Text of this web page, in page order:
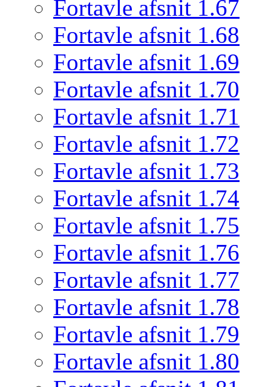
Fortavle afsnit 1.67
Fortavle afsnit 1.68
Fortavle afsnit 1.69
Fortavle afsnit 1.70
Fortavle afsnit 1.71
Fortavle afsnit 1.72
Fortavle afsnit 1.73
Fortavle afsnit 1.74
Fortavle afsnit 1.75
Fortavle afsnit 1.76
Fortavle afsnit 1.77
Fortavle afsnit 1.78
Fortavle afsnit 1.79
Fortavle afsnit 1.80